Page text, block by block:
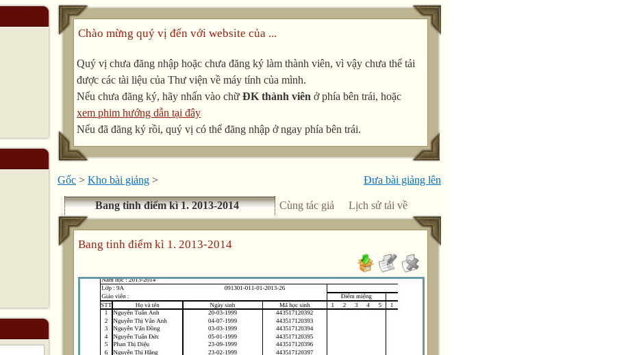
Chào mừng quý vị đến với website của ...
Quý vị chưa đăng nhập hoặc chưa đăng ký làm thành viên, vì vậy chưa thể tải
được các tài liệu của Thư viện về máy tính của mình.
Nếu chưa đăng ký, hãy nhấn vào chữ ĐK thành viên ở phía bên trái, hoặc
xem phim hướng dẫn tại đây
Nếu đã đăng ký rồi, quý vị có thể đăng nhập ở ngay phía bên trái.
Đưa bài giảng lên
Gốc > Kho bài giảng >
Bang tinh điểm kì 1. 2013-2014 Cùng tác giả Lịch sử tải về
Bang tinh điểm kì 1. 2013-2014